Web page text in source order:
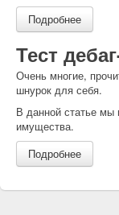
Подробнее
Тест
Очень многие,
шнурок для себя.
В данной статье мы
имущества.
Подробнее